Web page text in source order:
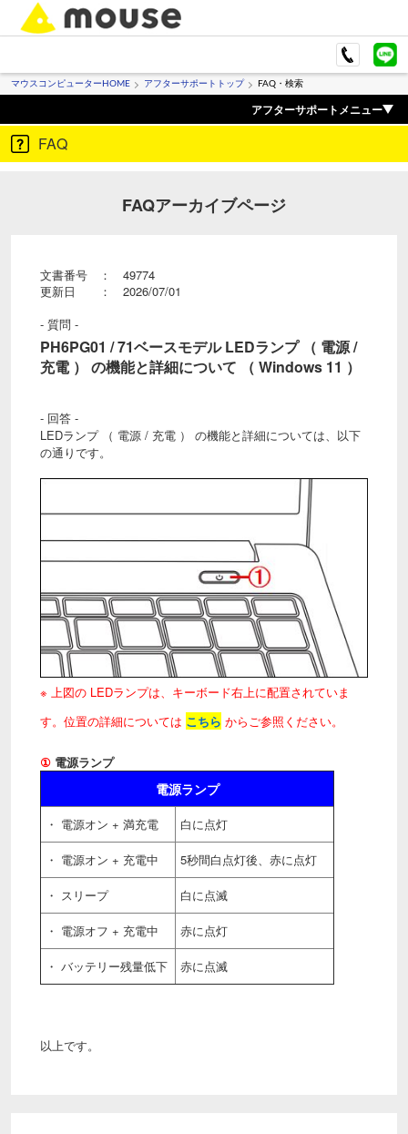
マウスコンピューターHOME アフターサポートトップ FAQ・検索
アフターサポートメニュー
FAQ
FAQアーカイブページ
文書番号 ： 49774
更新日 ： 2026/07/01
- 質問 -
PH6PG01 / 71ベースモデル LEDランプ （ 電源 /
充電 ） の機能と詳細について （ Windows 11 ）
- 回答 -
LEDランプ （ 電源 / 充電 ） の機能と詳細については、以下
の通りです。
※ 上図の LEDランプは、キーボード右上に配置されていま
す。位置の詳細については こちら からご参照ください。
① 電源ランプ
電源ランプ
・ 電源オン + 満充電 白に点灯
・ 電源オン + 充電中 5秒間白点灯後、赤に点灯
・ スリープ 白に点滅
・ 電源オフ + 充電中 赤に点灯
・ バッテリー残量低下 赤に点滅
以上です。